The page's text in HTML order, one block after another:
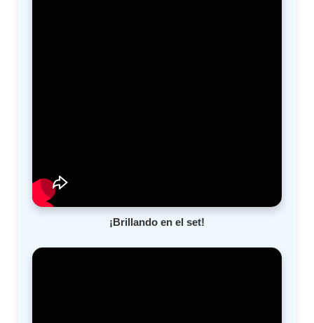
¡Brillando en el set!